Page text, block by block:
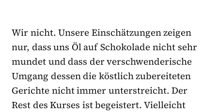
Wir nicht. Unsere Einschätzungen zeigen
nur, dass uns Öl auf Schokolade nicht sehr
mundet und dass der verschwenderische
Umgang dessen die köstlich zubereiteten
Gerichte nicht immer unterstreicht. Der
Rest des Kurses ist begeistert. Vielleicht